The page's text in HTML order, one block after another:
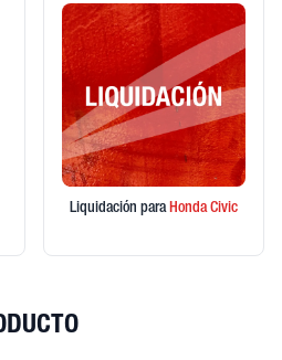
Liquidación paraHondaCivic